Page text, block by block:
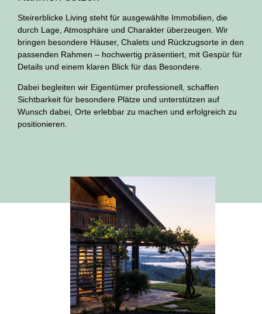
Steirerblicke Living steht für ausgewählte Immobilien, die
durch Lage, Atmosphäre und Charakter überzeugen. Wir
bringen besondere Häuser, Chalets und Rückzugsorte in den
passenden Rahmen – hochwertig präsentiert, mit Gespür für
Details und einem klaren Blick für das Besondere.
Dabei begleiten wir Eigentümer professionell, schaffen
Sichtbarkeit für besondere Plätze und unterstützen auf
Wunsch dabei, Orte erlebbar zu machen und erfolgreich zu
positionieren.